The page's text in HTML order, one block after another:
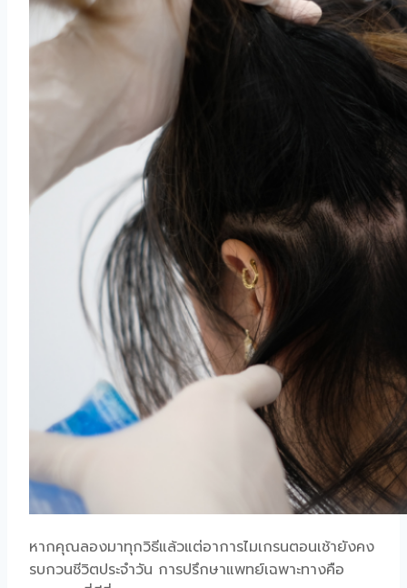
หากคุณลองมาทุกวิธีแล้วแต่อาการไมเกรนตอนเช้ายังคง
รบกวนชีวิตประจำวัน การปรึกษาแพทย์เฉพาะทางคือ